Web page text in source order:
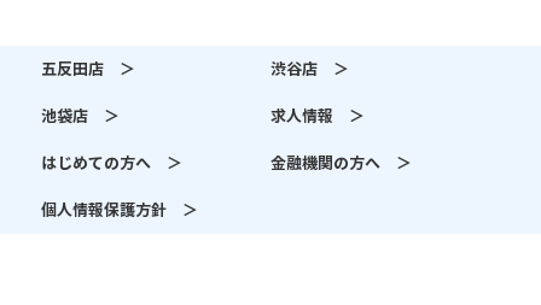
五反田店 ＞ 渋谷店 ＞
池袋店 ＞ 求人情報 ＞
はじめての方へ ＞ 金融機関の方へ ＞
個人情報保護方針 ＞